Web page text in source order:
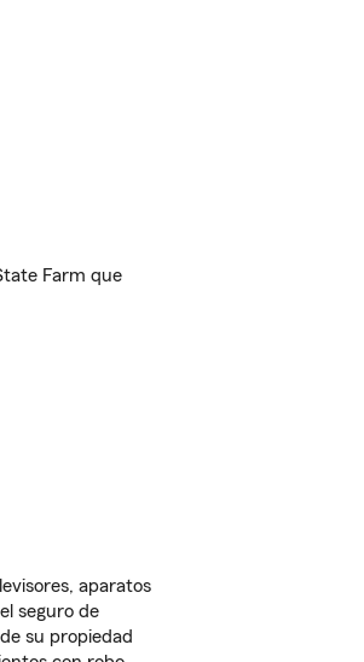
Farm que
aparatos
seguro de
su propiedad